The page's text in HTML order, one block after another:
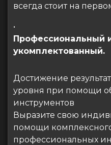
всегда стоит на
•
Профессиональный
укомплектованный.
Достижение
уровня при помощи
инструментов
Выразите свою
помощи
профессиональных